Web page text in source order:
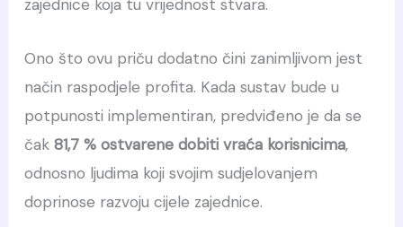
zajednice koja tu vrijednost stvara.
Ono što ovu priču dodatno čini zanimljivom jest
način raspodjele profita. Kada sustav bude u
potpunosti implementiran, predviđeno je da se
čak 81,7 % ostvarene dobiti vraća korisnicima,
odnosno ljudima koji svojim sudjelovanjem
doprinose razvoju cijele zajednice.